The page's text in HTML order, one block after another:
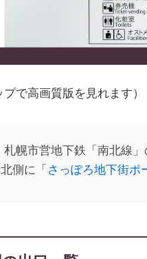
で高画質版を見れます）
幌市営地下鉄「南北線」
側に「さっぽろ地下街ポ